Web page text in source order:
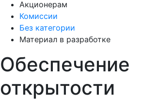
Акционерам
Комиссии
Без категории
Материал в разработке
Обеспечение
открытости